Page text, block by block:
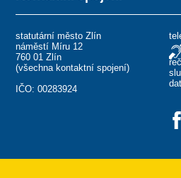
statutární město Zlín
náměstí Míru 12
760 01 Zlín
(všechna kontaktní spojení)
IČO: 00283924